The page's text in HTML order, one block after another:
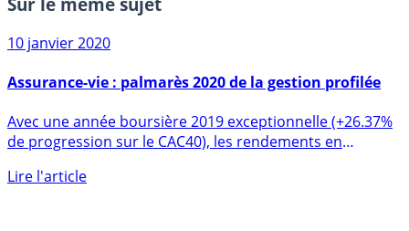
Sur le même sujet
10 janvier 2020
Assurance-vie : palmarès 2020 de la gestion profilée
de progression sur le CAC40), les rendements en